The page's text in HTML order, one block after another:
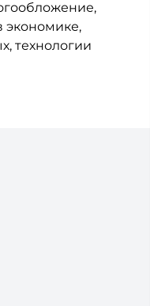
технологии